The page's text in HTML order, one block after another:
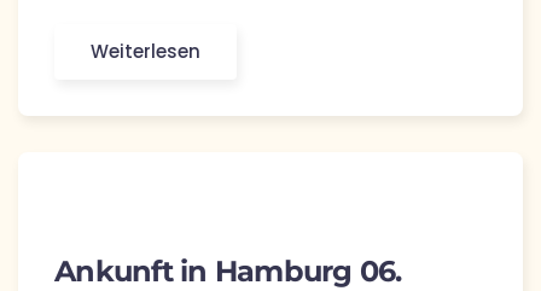
Weiterlesen
Ankunft in Hamburg 06.